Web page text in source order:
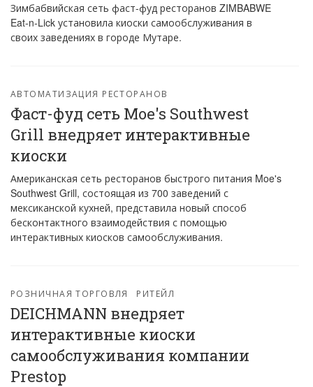
Зимбабвийская сеть фаст-фуд ресторанов ZIMBABWE
Eat-n-Lick установила киоски самообслуживания в
своих заведениях в городе Мутаре.
АВТОМАТИЗАЦИЯ РЕСТОРАНОВ
Фаст-фуд сеть Moe's Southwest
Grill внедряет интерактивные
киоски
Американская сеть ресторанов быстрого питания Moe's
Southwest Grill, состоящая из 700 заведений с
мексиканской кухней, представила новый способ
бесконтактного взаимодействия с помощью
интерактивных киосков самообслуживания.
РОЗНИЧНАЯ ТОРГОВЛЯ РИТЕЙЛ
DEICHMANN внедряет
интерактивные киоски
самообслуживания компании
Prestop